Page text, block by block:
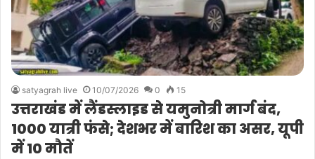
satyagrah live 10/07/2026 0 15
उत्तराखंड में लैंडस्लाइड से यमुनोत्री मार्ग बंद,
1000 यात्री फंसे; देशभर में बारिश का असर, यूपी
में 10 मौतें